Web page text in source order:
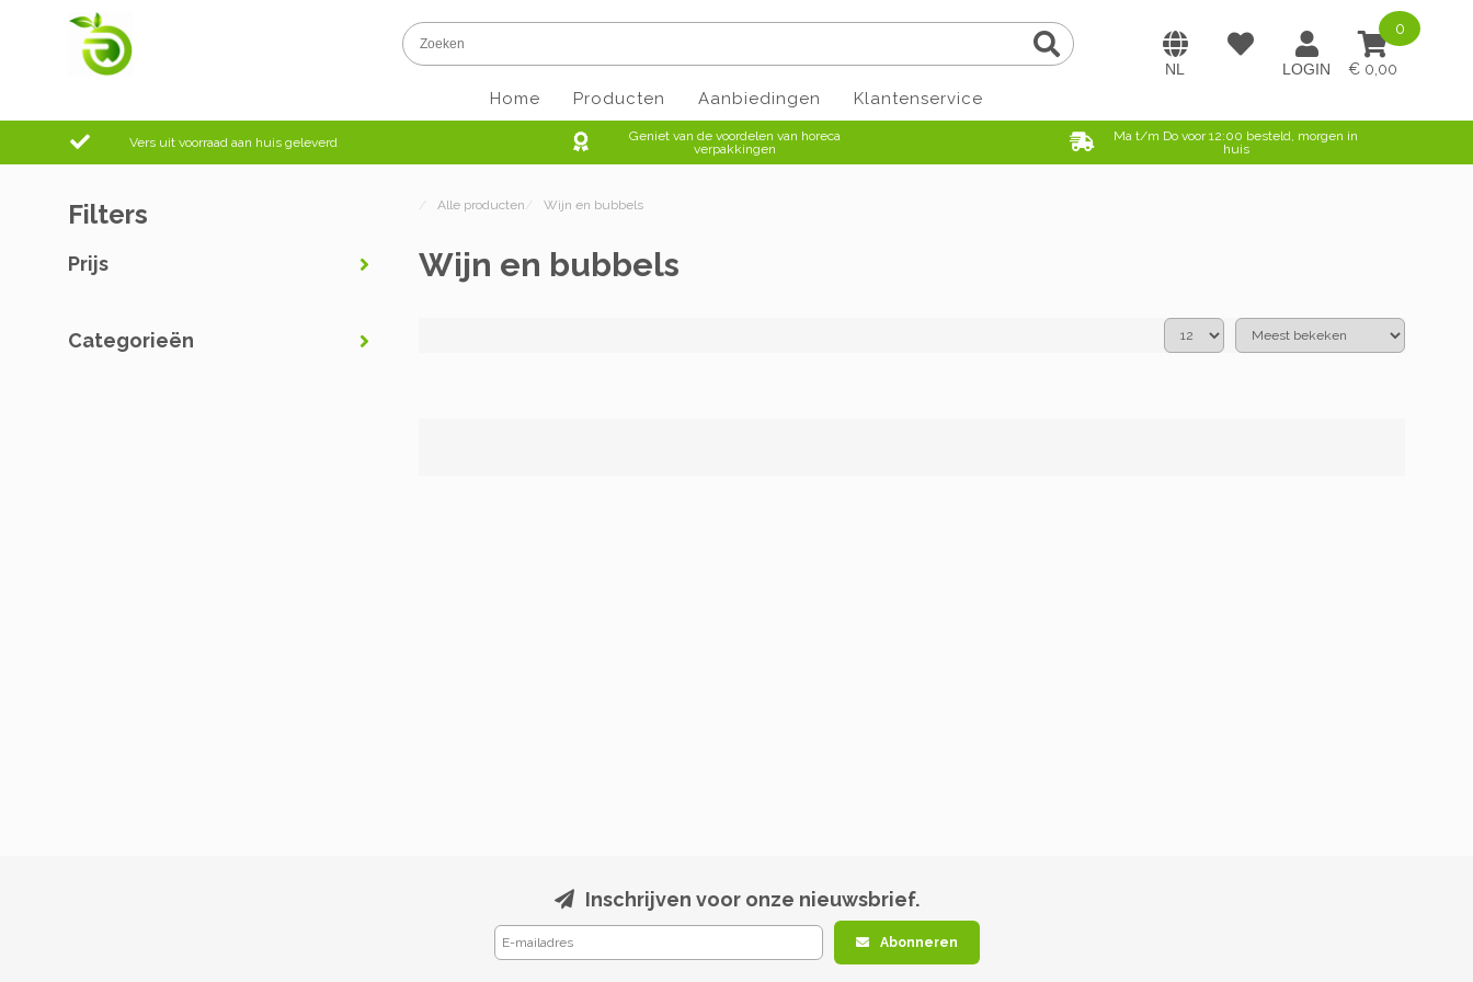
0,00
0
Home Producten Aanbiedingen Klantenservice
Vers uit voorraad aan huis geleverd
Geniet van de voordelen van horeca
verpakkingen
Ma t/m Do voor 12:00 besteld, morgen in
huis
/ Alle producten / Wijn en bubbels
Wijn en bubbels
Filters
Prijs
Categorieën
Inschrijven voor onze nieuwsbrief.
Abonneren